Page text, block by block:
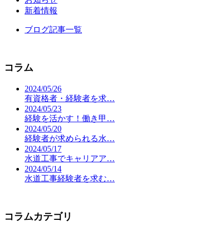
新着情報
ブログ記事一覧
コラム
2024/05/26
有資格者・経験者を求…
2024/05/23
経験を活かす！働き甲…
2024/05/20
経験者が求められる水…
2024/05/17
水道工事でキャリアア…
2024/05/14
水道工事経験者を求む…
コラムカテゴリ